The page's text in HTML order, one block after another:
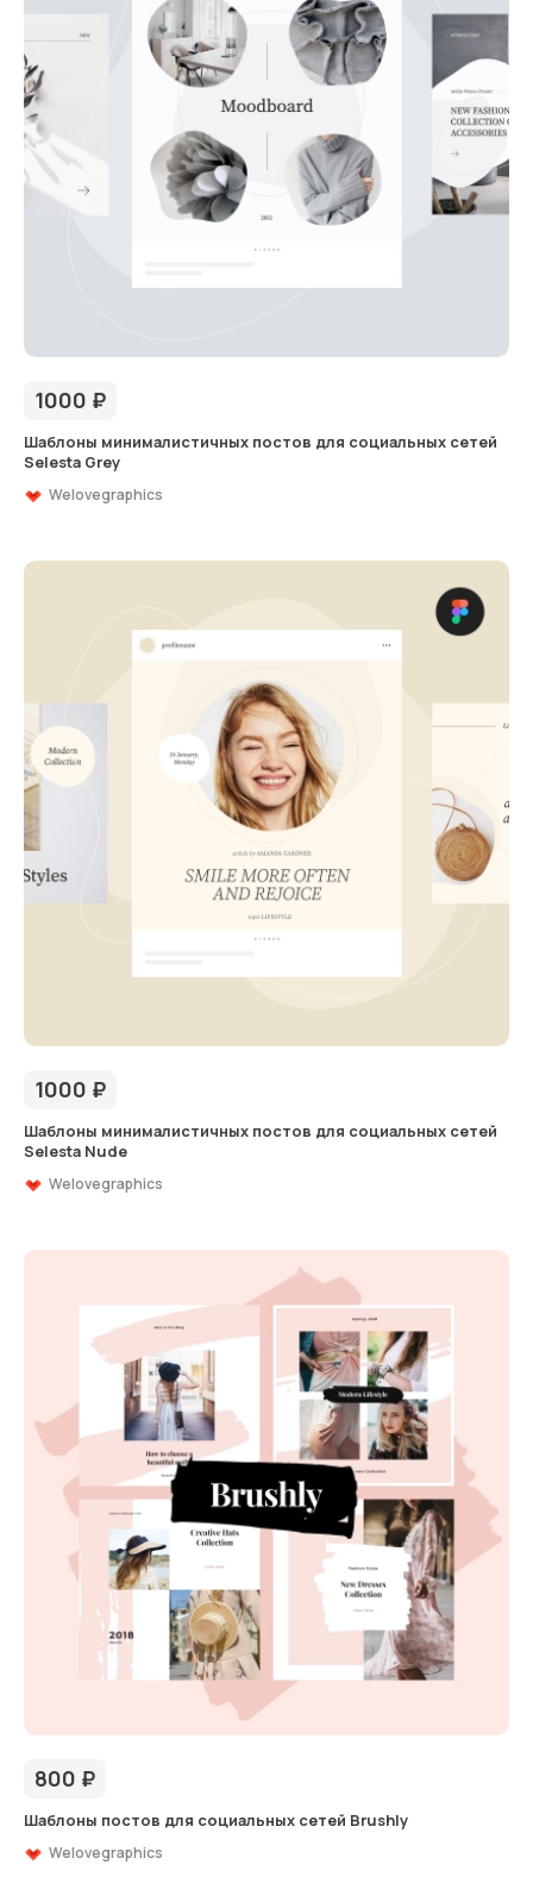
1000 ₽
Шаблоны минималистичных постов для социальных сетей
Selesta Grey
Welovegraphics
1000 ₽
Шаблоны минималистичных постов для социальных сетей
Selesta Nude
Welovegraphics
800 ₽
Шаблоны постов для социальных сетей Brushly
Welovegraphics